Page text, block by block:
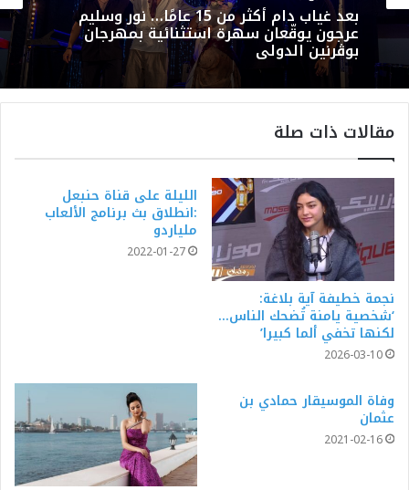
بعد غياب دام أكثر من 15 عامًا… نور وسليم
عرجون يوقّعان سهرة استثنائية بمهرجان
بوڨرنين الدولي
مقالات ذات صلة
نجمة خطيفة آية بلاغة:
‘شخصية يامنة تُضحك الناس…
لكنها تخفي ألما كبيرا’
2026-03-10
الليلة على قناة حنبعل
:انطلاق بث برنامج الألعاب
ملياردو
2022-01-27
وفاة الموسيقار حمادي بن
عثمان
2021-02-16